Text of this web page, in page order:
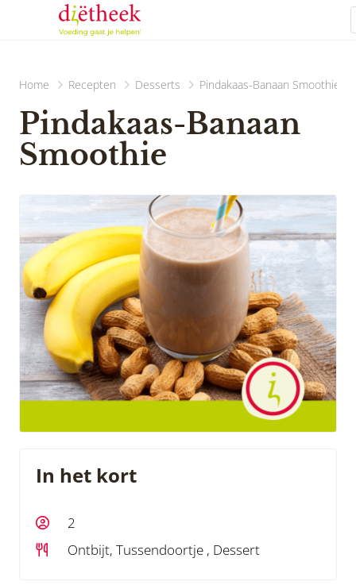
Home Recepten Desserts Pindakaas-Banaan Smoothie
Pindakaas-Banaan
Smoothie
In het kort
2
Ontbijt, Tussendoortje , Dessert